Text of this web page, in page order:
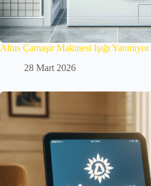
Altus Çamaşır Makinesi Işığı Yanmıyor
28 Mart 2026